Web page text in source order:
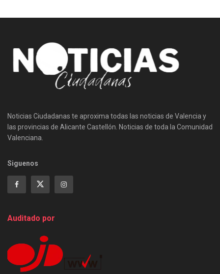
Noticias Ciudadanas te aproxima todas las noticias de Valencia y
las provincias de Alicante Castellón. Noticias de toda la Comunidad
Valenciana.
Siguenos
Auditado por